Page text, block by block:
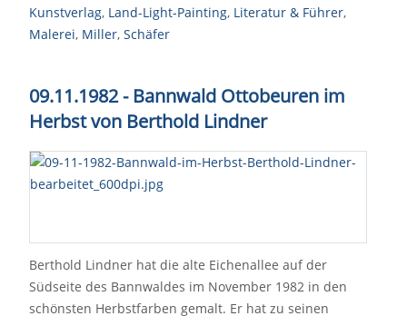
Kunstverlag, Land-Light-Painting, Literatur & Führer,
Malerei, Miller, Schäfer
09.11.1982 - Bannwald Ottobeuren im
Herbst von Berthold Lindner
Berthold Lindner hat die alte Eichenallee auf der
Südseite des Bannwaldes im November 1982 in den
schönsten Herbstfarben gemalt. Er hat zu seinen